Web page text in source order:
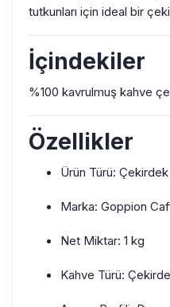
tutkunları için ideal bir
İçindekiler
%100 kavrulmuş kahve
Özellikler
Ürün Türü:
Marka: Goppion
Net Miktar: 1 kg
Kahve Türü: